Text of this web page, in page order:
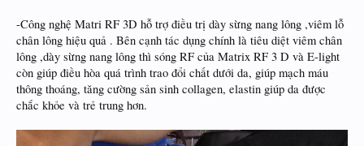
-Công nghệ Matri RF 3D hỗ trợ điều trị dày sừng nang lông ,viêm lỗ
chân lông hiệu quả . Bên cạnh tác dụng chính là tiêu diệt viêm chân
lông ,dày sừng nang lông thì sóng RF của Matrix RF 3 D và E-light
còn giúp điều hòa quá trình trao đổi chất dưới da, giúp mạch máu
thông thoáng, tăng cường sản sinh collagen, elastin giúp da được
chắc khỏe và trẻ trung hơn.